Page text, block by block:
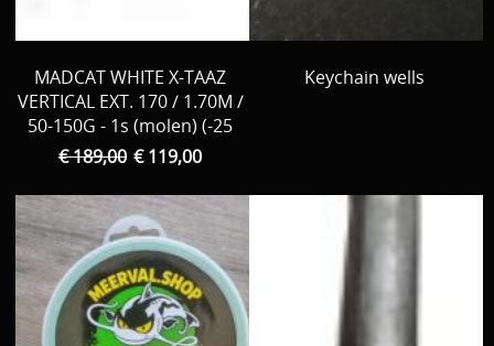
MADCAT WHITE X-TAAZ
VERTICAL EXT. 170 / 1.70M /
50-150G - 1s (molen) (-25
€ 189,00 € 119,00
Keychain wells